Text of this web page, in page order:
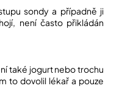
sondy a případně ji
není často přikládán
také jogurt nebo trochu
to dovolil lékař a pouze